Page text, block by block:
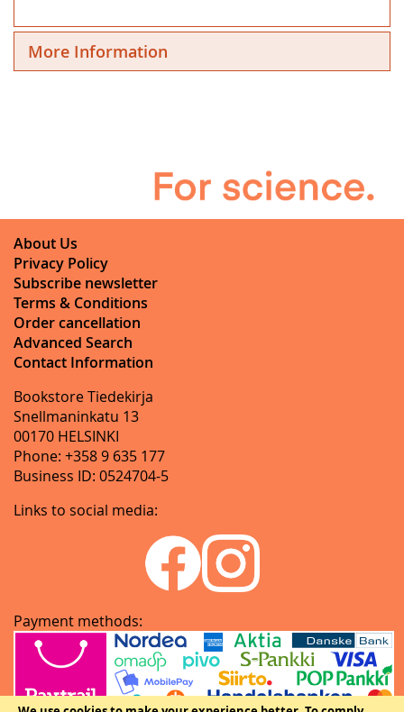
More Information
About Us
Privacy Policy
Subscribe newsletter
Terms & Conditions
Order cancellation
Advanced Search
Contact Information
Bookstore Tiedekirja
Snellmaninkatu 13
00170 HELSINKI
Phone: +358 9 635 177
Business ID: 0524704-5
Links to social media:
Payment methods: